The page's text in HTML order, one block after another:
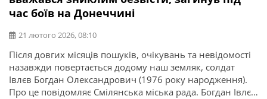
час боїв на Донеччині
21 лютого 2026, 08:10
Після довгих місяців пошуків, очікувань та невідомості
назавжди повертається додому наш земляк, солдат
Івлєв Богдан Олександрович (1976 року народження).
Про це повідомляє Смілянська міська рада. Богдан Івлєв